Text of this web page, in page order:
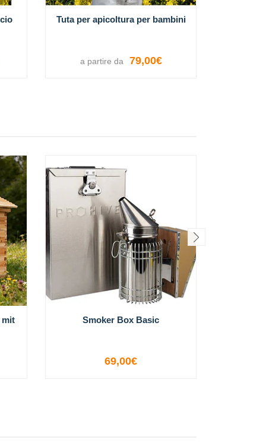
Tuta per apicoltura per bambini
VISUALIZZA LE OPZIONI
a partire da 79,00€
mit
Smoker Box Basic
+
69,00€